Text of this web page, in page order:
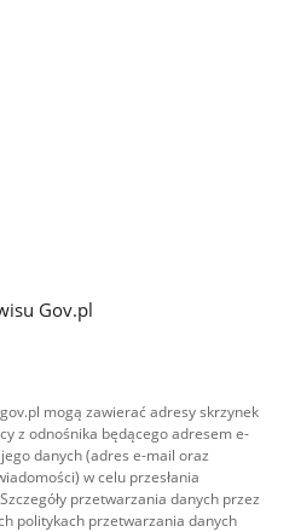
Gov.pl
mogą zawierać adresy skrzynek
z odnośnika będącego adresem e-
danych (adres e-mail oraz
w celu przesłania
przetwarzania danych przez
politykach przetwarzania danych